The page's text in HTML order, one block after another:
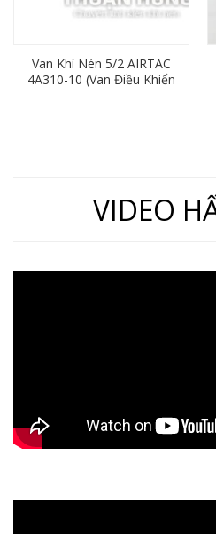
Van Khí Nén 5/2 AIRTAC
4A310-10 (Van Điều Khiển
VIDEO